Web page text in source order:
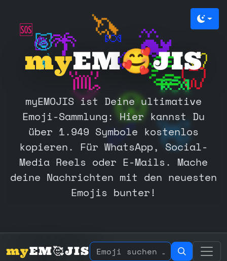
✅️ 👋
🌶️
😱
🍟
🦷
👋 🦷
🆘
🍬
🐷
🐶
🍬
👏
🌴 🐳
🦄
🐳
myEM JIS
myEMOJIS ist Deine ultimative
Emoji-Sammlung: Hier kannst Du
über 1.949 Symbole kostenlos
kopieren. Für WhatsApp, Social-
Media Reels oder E-Mails. Mache
deine Nachrichten mit den neuesten
Emojis bunter!
myEM🥰JIS